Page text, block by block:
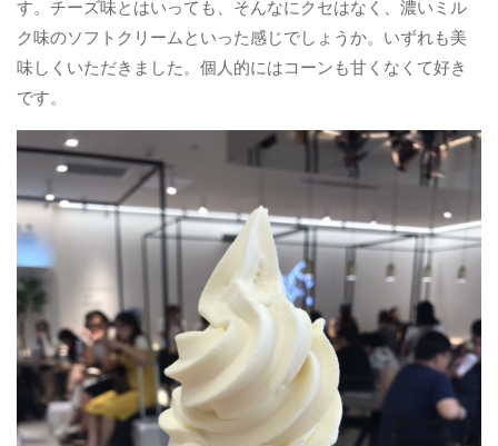
す。チーズ味とはいっても、そんなにクセはなく、濃いミル
ク味のソフトクリームといった感じでしょうか。いずれも美
味しくいただきました。個人的にはコーンも甘くなくて好き
です。